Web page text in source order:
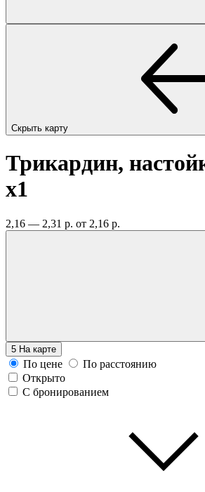
Скрыть карту
Трикардин,
x1
2,16 — 2,31 р. от 2,16 р.
5 На карте
По цене
По расстоянию
Открыто
С бронированием